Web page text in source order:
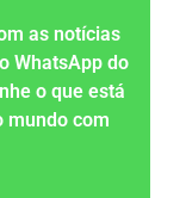
as notícias
WhatsApp do
o que está
mundo com